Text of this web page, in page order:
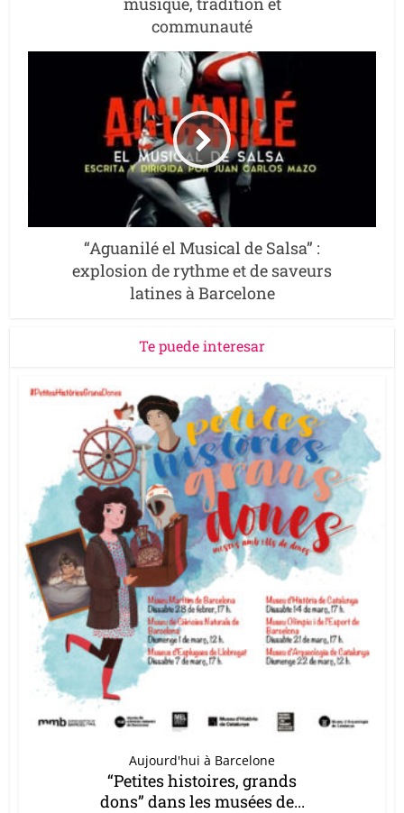
communauté
“Aguanilé el Musical de Salsa” :
explosion de rythme et de saveurs
latines à Barcelone
Te puede interesar
Aujourd'hui à Barcelone
“Petites histoires, grands
dons” dans les musées de...